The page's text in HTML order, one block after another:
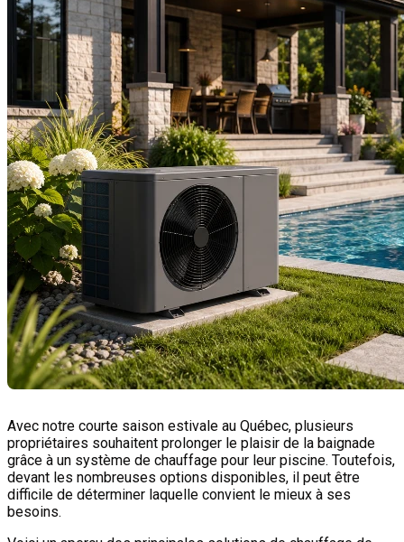
Avec notre courte saison estivale au Québec, plusieurs
propriétaires souhaitent prolonger le plaisir de la baignade
grâce à un système de chauffage pour leur piscine. Toutefois,
devant les nombreuses options disponibles, il peut être
difficile de déterminer laquelle convient le mieux à ses
besoins.